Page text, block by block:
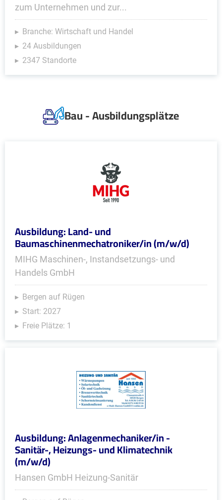
zum Unternehmen und zur...
Branche: Wirtschaft und Handel
24 Ausbildungen
2347 Standorte
Bau - Ausbildungsplätze
Ausbildung: Land- und
Baumaschinenmechatroniker/in (m/w/d)
MIHG Maschinen-, Instandsetzungs- und
Handels GmbH
Bergen auf Rügen
Start: 2027
Freie Plätze: 1
Ausbildung: Anlagenmechaniker/in -
Sanitär-, Heizungs- und Klimatechnik
(m/w/d)
Hansen GmbH Heizung-Sanitär